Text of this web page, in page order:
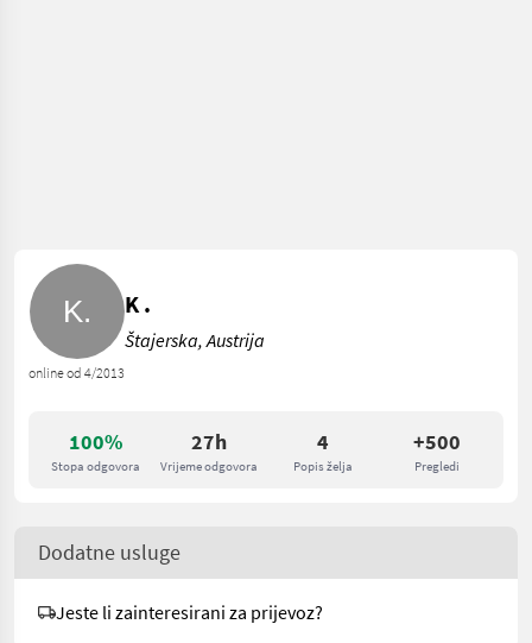
100%
Stopa odgovora
27h
Vrijeme odgovora
4
Popis želja
+500
Pregledi
online od 4/2013
K .
Štajerska, Austrija
Dodatne usluge
Jeste li zainteresirani za prijevoz?